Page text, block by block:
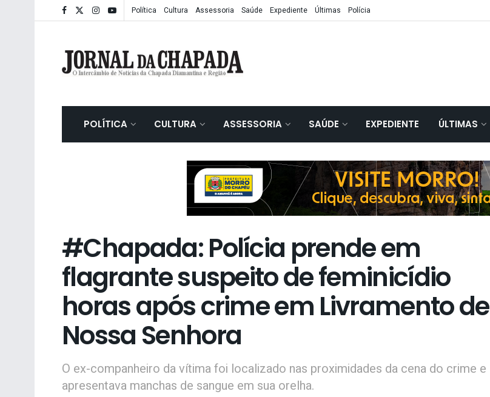
Política Cultura Assessoria Saúde Expediente Últimas Polícia
POLÍTICA CULTURA ASSESSORIA SAÚDE EXPEDIENTE ÚLTIMAS
#Chapada: Polícia prende em
flagrante suspeito de feminicídio
horas após crime em Livramento de
Nossa Senhora
O ex-companheiro da vítima foi localizado nas proximidades da cena do crime e
apresentava manchas de sangue em sua orelha.